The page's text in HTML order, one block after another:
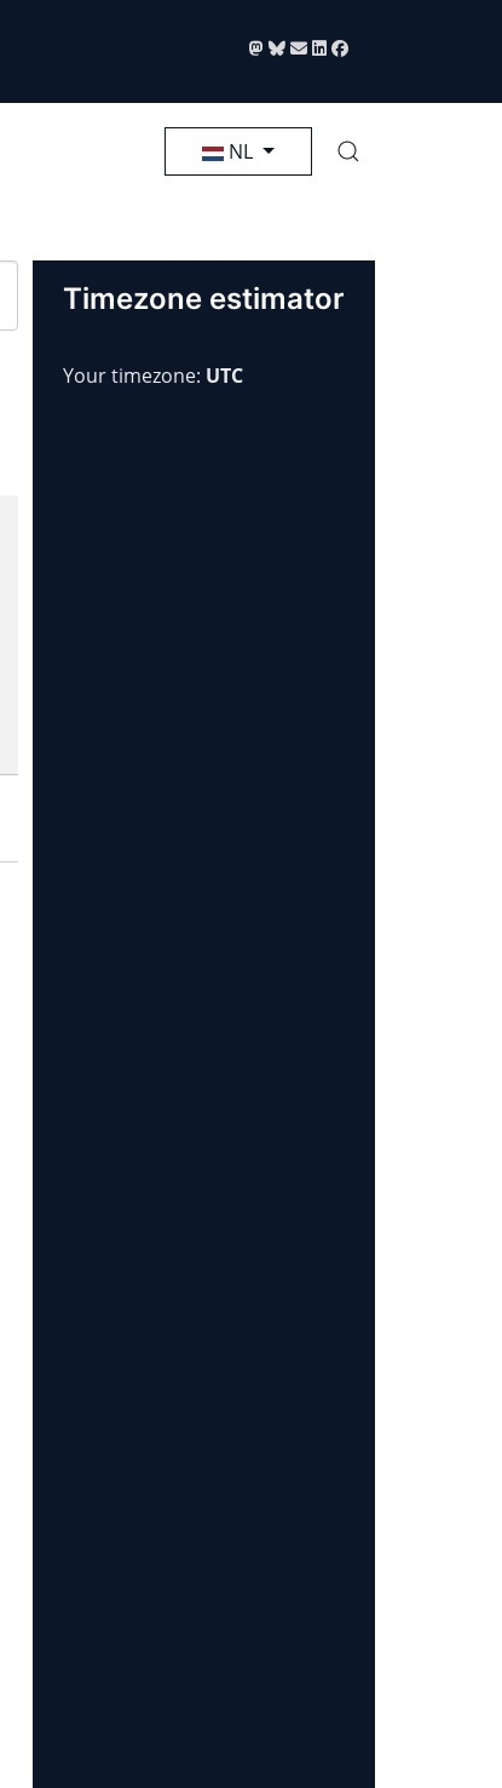
Selecteer de taal
NL
Timezone estimator
Your timezone: UTC